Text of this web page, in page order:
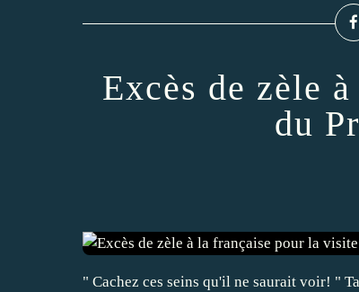
Excès de zèle
du
" Cachez ces seins qu'il ne saurait voir! "